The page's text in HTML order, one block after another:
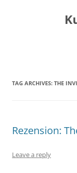
TAG ARCHIVES: THE
Rezension:
Leave a reply